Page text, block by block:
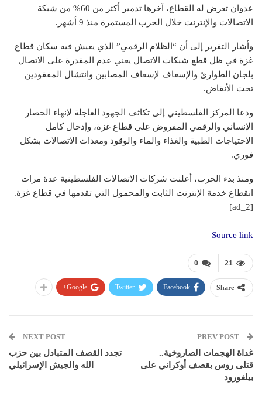
عدوان تعرض له القطاع، آخرها تدمير أكثر من 60% من شبكة
الاتصالات والإنترنت خلال الحرب المستمرة منذ 9 أشهر.
وأشار التقرير إلى أن “الظلام الرقمي” الذي يعيش فيه سكان قطاع
غزة في ظل قطع شبكات الاتصال يعني عدم المقدرة على الاتصال
بلجان الطوارئ والإسعاف لإسعاف المصابين وانتشال المفقودين
تحت الأنقاض.
ودعا المركز الفلسطيني إلى تكاثف الجهود العاجلة لإنهاء الحصار
الإنساني والرقمي المفروض على قطاع غزة، وإدخال كامل
الاحتياجات الطبية والغذاء والماء والوقود ومعدات الاتصالات بشكل
فوري.
ومنذ بدء الحرب، أعلنت شركات الاتصالات الفلسطينية عدة مرات
انقطاع خدمة الإنترنت الثابت والمحمول التي تقدمها في قطاع غزة.
[ad_2]
Source link
0 21
Share
Facebook
Twitter
Google+
غداة الهجمات الصاروخية..
قتلى روس بقصف أوكراني على
بيلغورود
NEXT POST
تجدد القصف المتبادل بين حزب
الله والجيش الإسرائيلي